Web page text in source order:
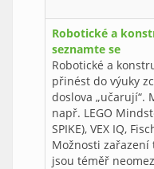
Robotické a
seznamte se
Robotické a
přinést do výuky
doslova „učarují“.
např. LEGO
SPIKE), VEX IQ,
Možnosti zařazení
jsou téměř